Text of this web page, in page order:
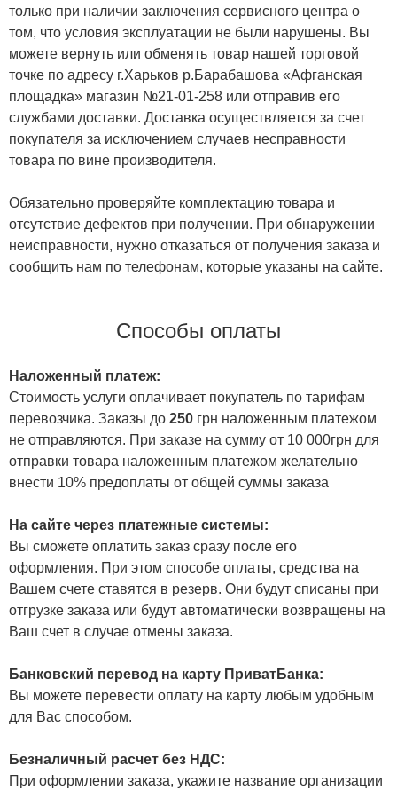
только при наличии заключения сервисного центра о
том, что условия эксплуатации не были нарушены. Вы
можете вернуть или обменять товар нашей торговой
точке по адресу г.Харьков р.Барабашова «Афганская
площадка» магазин №21-01-258 или отправив его
службами доставки. Доставка осуществляется за счет
покупателя за исключением случаев несправности
товара по вине производителя.
Обязательно проверяйте комплектацию товара и
отсутствие дефектов при получении. При обнаружении
неисправности, нужно отказаться от получения заказа и
сообщить нам по телефонам, которые указаны на сайте.
Способы оплаты
Наложенный платеж:
Стоимость услуги оплачивает покупатель по тарифам
перевозчика. Заказы до 250 грн наложенным платежом
не отправляются. При заказе на сумму от 10 000грн для
отправки товара наложенным платежом желательно
внести 10% предоплаты от общей суммы заказа
На сайте через платежные системы:
Вы сможете оплатить заказ сразу после его
оформления. При этом способе оплаты, средства на
Вашем счете ставятся в резерв. Они будут списаны при
отгрузке заказа или будут автоматически возвращены на
Ваш счет в случае отмены заказа.
Банковский перевод на карту ПриватБанка:
Вы можете перевести оплату на карту любым удобным
для Вас способом.
Безналичный расчет без НДС:
При оформлении заказа, укажите название организации